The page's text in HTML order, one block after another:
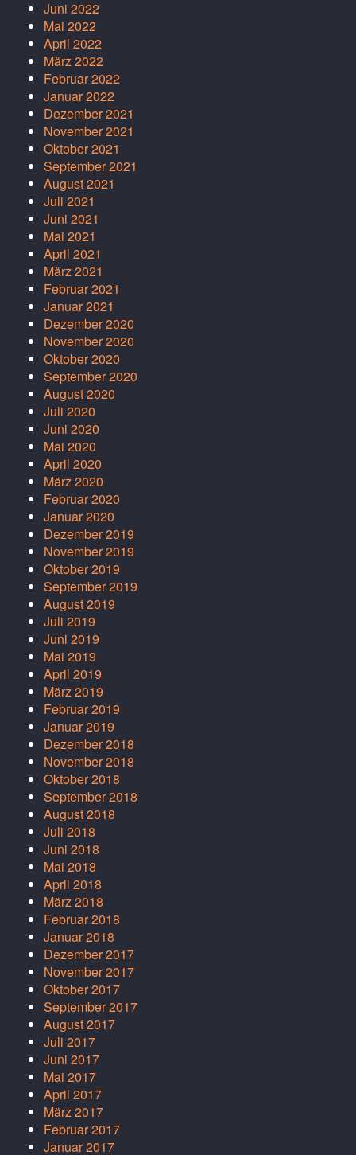
Juni 2022
Mai 2022
April 2022
März 2022
Februar 2022
Januar 2022
Dezember 2021
November 2021
Oktober 2021
September 2021
August 2021
Juli 2021
Juni 2021
Mai 2021
April 2021
März 2021
Februar 2021
Januar 2021
Dezember 2020
November 2020
Oktober 2020
September 2020
August 2020
Juli 2020
Juni 2020
Mai 2020
April 2020
März 2020
Februar 2020
Januar 2020
Dezember 2019
November 2019
Oktober 2019
September 2019
August 2019
Juli 2019
Juni 2019
Mai 2019
April 2019
März 2019
Februar 2019
Januar 2019
Dezember 2018
November 2018
Oktober 2018
September 2018
August 2018
Juli 2018
Juni 2018
Mai 2018
April 2018
März 2018
Februar 2018
Januar 2018
Dezember 2017
November 2017
Oktober 2017
September 2017
August 2017
Juli 2017
Juni 2017
Mai 2017
April 2017
März 2017
Februar 2017
Januar 2017